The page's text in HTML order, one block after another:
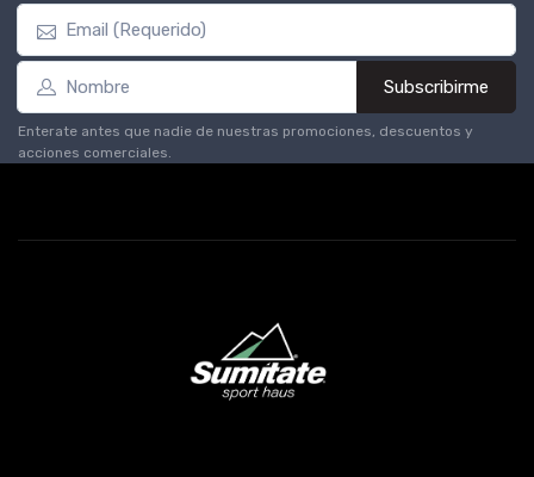
Subscribirme
Enterate antes que nadie de nuestras promociones, descuentos y
acciones comerciales.